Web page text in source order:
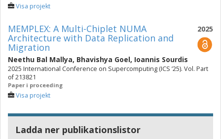
Visa projekt
2025
MEMPLEX: A Multi-Chiplet NUMA
Architecture with Data Replication and
Migration
Neethu Bal Mallya, Bhavishya Goel, Ioannis Sourdis
2025 International Conference on Supercomputing (ICS ’25). Vol. Part
of 213821
Paper i proceeding
Visa projekt
Ladda ner publikationslistor